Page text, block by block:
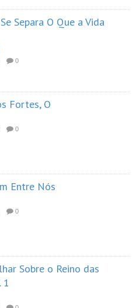
Separa O Que a Vida
0
Fortes, O
0
Entre Nós
0
Sobre o Reino das
1